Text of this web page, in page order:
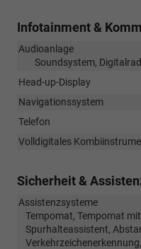
Infotainment &
Audioanlage
Soundsystem,
Head-up-Display
Navigationssystem
Telefon
Volldigitales
Sicherheit &
Assistenzsysteme
Tempomat, Tempomat
Spurhalteassistent,